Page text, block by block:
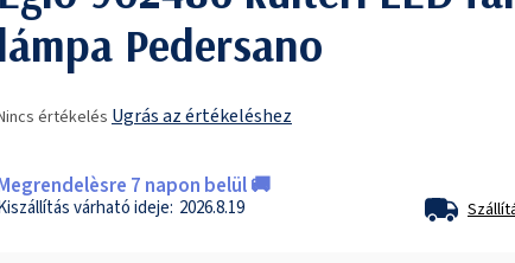
lámpa Pedersano
értékelés Ugrás az értékeléshez
7 napon belül 🚚
2026.8.19